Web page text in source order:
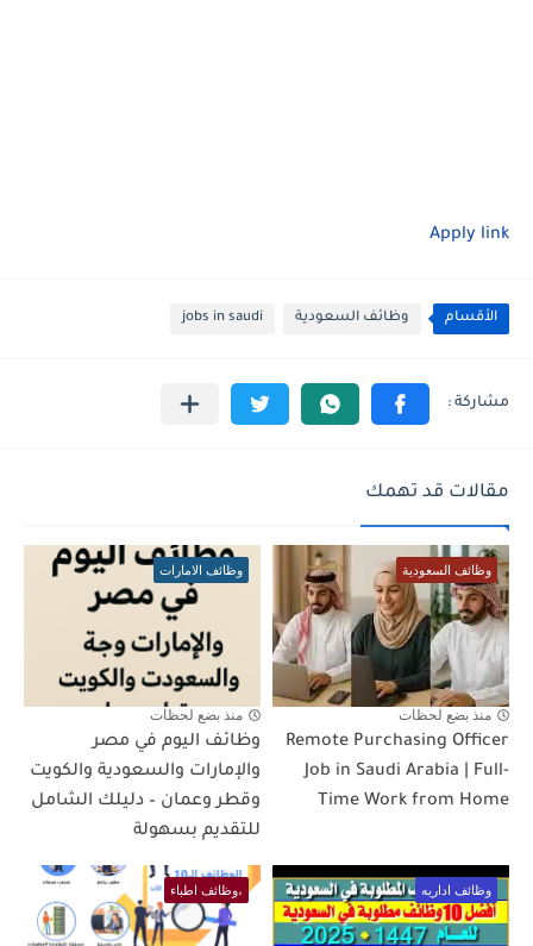
Apply link
الأقسام وظائف السعودية jobs in saudi
مقالات قد تهمك
وظائف السعودية
منذ بضع لحظات
Remote Purchasing Officer
Job in Saudi Arabia | Full-
Time Work from Home
وظائف الامارات
منذ بضع لحظات
وظائف اليوم في مصر
والإمارات والسعودية والكويت
وقطر وعمان – دليلك الشامل
للتقديم بسهولة
وظائف اداريه ،وظائف اطباء